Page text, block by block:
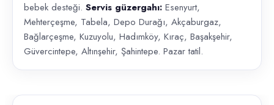
bebek desteği. Servis güzergahı: Esenyurt,
Mehterçeşme, Tabela, Depo Durağı, Akçaburgaz,
Bağlarçeşme, Kuzuyolu, Hadımköy, Kıraç, Başakşehir,
Güvercintepe, Altınşehir, Şahintepe. Pazar tatil.